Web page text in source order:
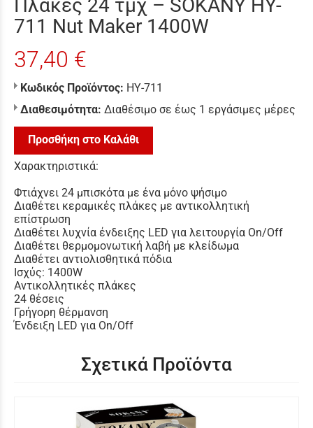
Πλάκες 24 τμχ – SOKANY HY-
711 Nut Maker 1400W
37,40 €
Κωδικός Προϊόντος: HY-711
Διαθεσιμότητα: Διαθέσιμο σε έως 1 εργάσιμες μέρες
Προσθήκη στο Καλάθι
Χαρακτηριστικά:
Φτιάχνει 24 μπισκότα με ένα μόνο ψήσιμο
Διαθέτει κεραμικές πλάκες με αντικολλητική
επίστρωση
Διαθέτει λυχνία ένδειξης LED για λειτουργία On/Off
Διαθέτει θερμομονωτική λαβή με κλείδωμα
Διαθέτει αντιολισθητικά πόδια
Ισχύς: 1400W
Αντικολλητικές πλάκες
24 θέσεις
Γρήγορη θέρμανση
Ένδειξη LED για On/Off
Σχετικά Προϊόντα